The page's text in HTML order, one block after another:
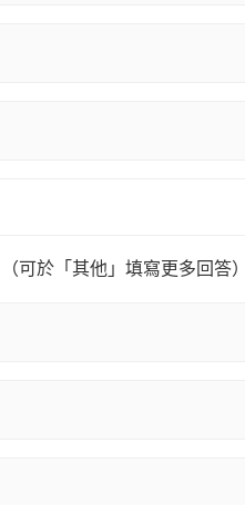
可於「其他」填寫更多回答）